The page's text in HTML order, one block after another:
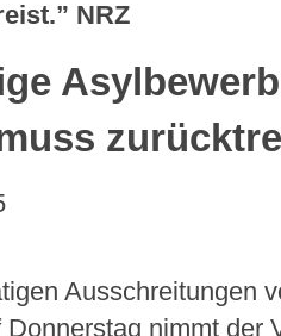
NRZ
Ausschreitungen
nimmt der